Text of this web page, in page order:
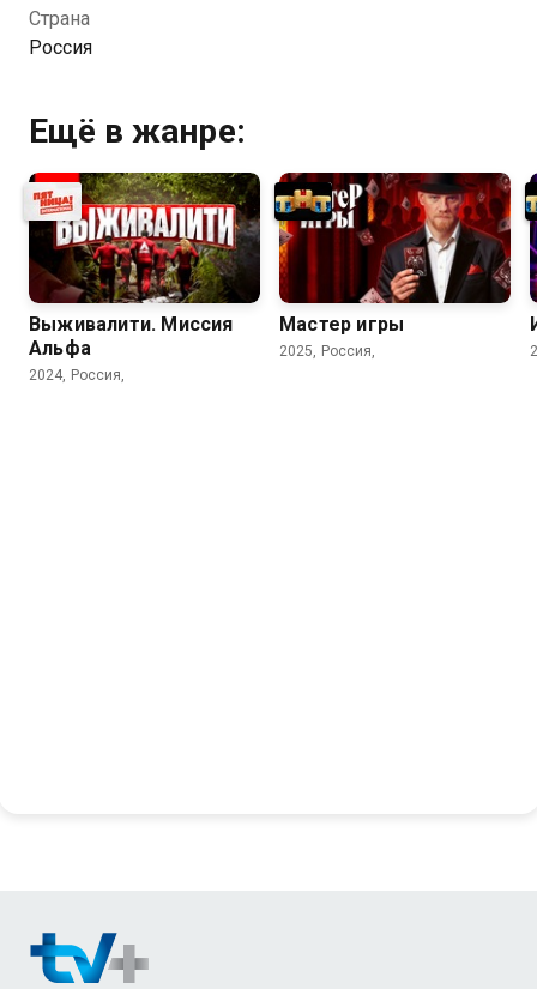
Посмотреть онлайн 1 сезон сериала Суперниндзя
Страна
Россия
Ещё в жанре:
Выживалити. Миссия
Альфа
2024, Россия,
Мастер игры
2025, Россия,